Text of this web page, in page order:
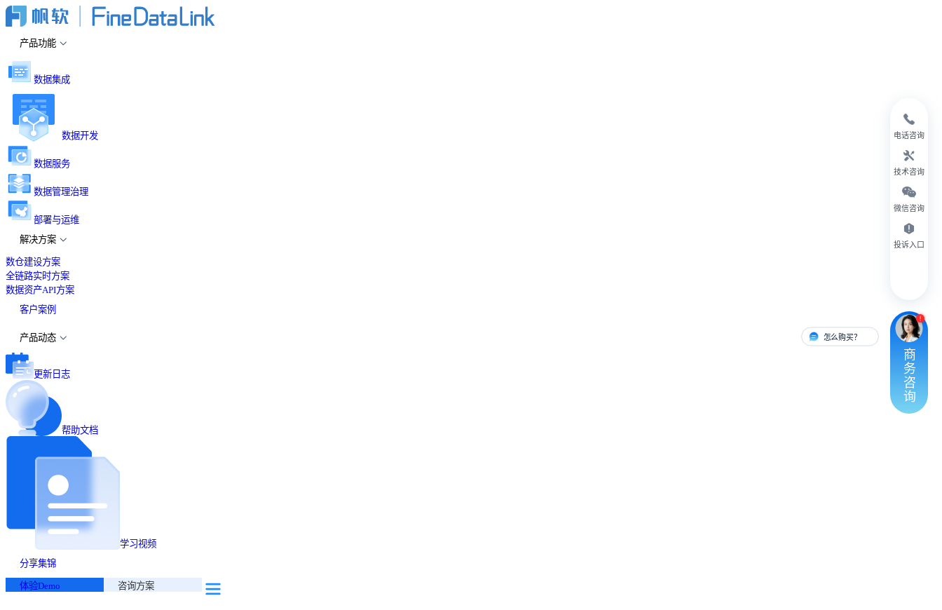
产品功能
数据集成
数据开发
数据服务
数据管理治理
部署与运维
解决方案
数仓建设方案
全链路实时方案
数据资产API方案
客户案例
产品动态
更新日志
帮助文档
学习视频
分享集锦
体验Demo 咨询方案
电话咨询
技术咨询
微信咨询
投诉入口
怎么购买？ 有人对接
商
务
咨
询